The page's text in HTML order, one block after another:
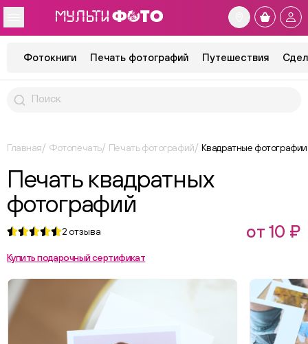
Фотокниги Печать фотографий Путешествия
Главная Фотопечать Печать фотографий Квадратные фотографии
Печать квадратных
фотографий
2 отзыва от 10 ₽
Купить подарочный сертификат